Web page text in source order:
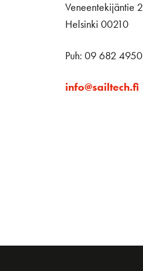
Veneentekijäntie 2
Helsinki 00210
Puh: 09 682 4950
info@sailtech.fi